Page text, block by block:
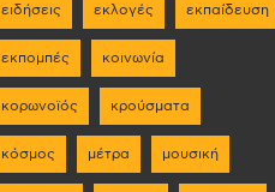
ειδήσεις εκλογές εκπαίδευση
εκπομπές κοινωνία
κορωνοϊός κρούσματα
κόσμος μέτρα μουσική